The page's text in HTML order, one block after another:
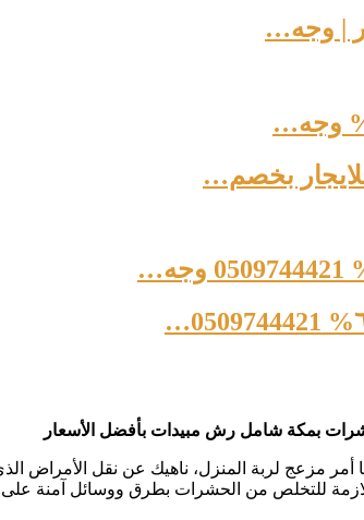
بمكة شامل رش مبيدات بأفضل الأسعار
مزعج لربة المنزل، ناهيك عن نقل الأمراض
للتخلص من الحشرات بطرق ووسائل آمنة على